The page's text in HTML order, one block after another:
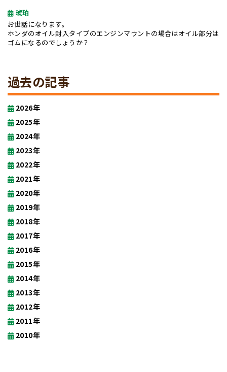
琥珀
お世話になります。
ホンダのオイル封入タイプのエンジンマウントの場合はオイル部分は
ゴムになるのでしょうか？
過去の記事
2026年
2025年
2024年
2023年
2022年
2021年
2020年
2019年
2018年
2017年
2016年
2015年
2014年
2013年
2012年
2011年
2010年